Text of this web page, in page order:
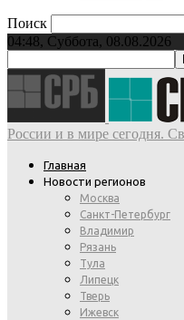
Поиск
04:48, Суббота, 08.08.2026
России и в мире сегодня.
Главная
Новости регионов
Москва
Санкт-Петербург
Владимир
Рязань
Тула
Липецк
Тверь
Ижевск